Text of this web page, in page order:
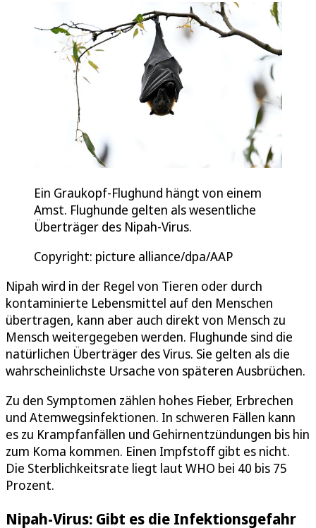
Ein Graukopf-Flughund hängt von einem
Amst. Flughunde gelten als wesentliche
Überträger des Nipah-Virus.
Copyright: picture alliance/dpa/AAP
Nipah wird in der Regel von Tieren oder durch
kontaminierte Lebensmittel auf den Menschen
übertragen, kann aber auch direkt von Mensch zu
Mensch weitergegeben werden. Flughunde sind die
natürlichen Überträger des Virus. Sie gelten als die
wahrscheinlichste Ursache von späteren Ausbrüchen.
Zu den Symptomen zählen hohes Fieber, Erbrechen
und Atemwegsinfektionen. In schweren Fällen kann
es zu Krampfanfällen und Gehirnentzündungen bis hin
zum Koma kommen. Einen Impfstoff gibt es nicht.
Die Sterblichkeitsrate liegt laut WHO bei 40 bis 75
Prozent.
Nipah-Virus: Gibt es die Infektionsgefahr